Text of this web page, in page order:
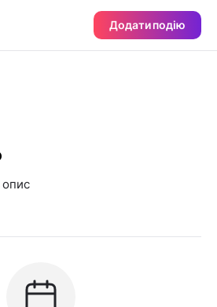
Додати подію
опис